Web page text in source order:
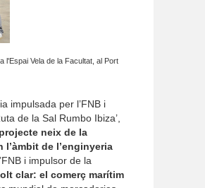
l'Espai Vela de la Facultat, al Port
impulsada per l’FNB i
de la Sal Rumbo Ibiza’,
neix de la
de l’enginyeria
i impulsor de la
clar: el comerç marítim